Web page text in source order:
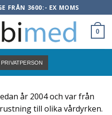
FRÅN 3600:- EX MOMS
0
år 2004 och var från
till olika vårdyrken.